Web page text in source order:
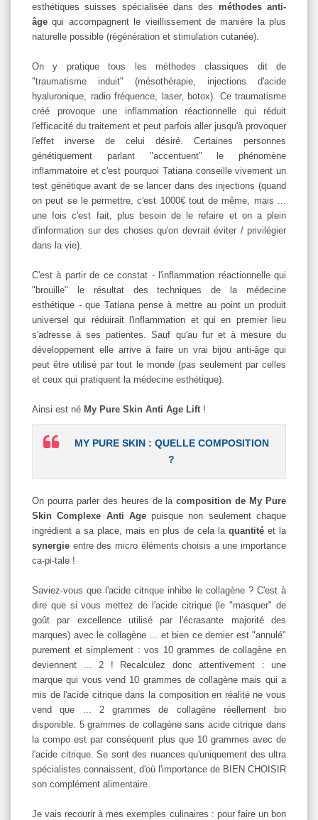
esthétiques suisses spécialisée dans des méthodes anti-
âgequi accompagnent le vieillissement de manière la plus
naturelle possible (régénération et stimulation cutanée).
On y pratique tous les méthodes classiques dit de
"traumatisme induit" (mésothérapie, injections d'acide
hyaluronique, radio fréquence, laser, botox). Ce traumatisme
créé provoque une inflammation réactionnelle qui réduit
l'efficacité du traitement et peut parfois aller jusqu'à provoquer
l'effet inverse de celui désiré. Certaines personnes
génétiquement parlant "accentuent" le phénomène
inflammatoire et c'est pourquoi Tatiana conseille vivement un
test génétique avant de se lancer dans des injections (quand
on peut se le permettre, c'est 1000€ tout de même, mais ...
une fois c'est fait, plus besoin de le refaire et on a plein
d'information sur des choses qu'on devrait éviter / privilégier
dans la vie).
C'est à partir de ce constat - l'inflammation réactionnelle qui
"brouille" le résultat des techniques de la médecine
esthétique - que Tatiana pense à mettre au point un produit
universel qui réduirait l'inflammation et qui en premier lieu
s'adresse à ses patientes. Sauf qu'au fur et à mesure du
développement elle arrive à faire un vrai bijou anti-âge qui
peut être utilisé par tout le monde (pas seulement par celles
et ceux qui pratiquent la médecine esthétique).
Ainsi est né My Pure Skin Anti Age Lift !
MY PURE SKIN : QUELLE COMPOSITION
?
On pourra parler des heures de lacomposition de My Pure
Skin Complexe Anti Agepuisque non seulement chaque
ingrédient a sa place, mais en plus de cela la quantitéet la
synergie entre des micro éléments choisis a une importance
ca-pi-tale !
Saviez-vous que l'acide citrique inhibe le collagène ? C'est à
dire que si vous mettez de l'acide citrique (le "masquer" de
goût par excellence utilisé par l'écrasante majorité des
marques) avec le collagène ... et bien ce dernier est "annulé"
purement et simplement : vos 10 grammes de collagène en
deviennent ... 2 ! Recalculez donc attentivement : une
marque qui vous vend 10 grammes de collagène mais qui a
mis de l'acide citrique dans la composition en réalité ne vous
vend que ... 2 grammes de collagène réellement bio
disponible. 5 grammes de collagène sans acide citrique dans
la compo est par conséquent plus que 10 grammes avec de
l'acide citrique. Se sont des nuances qu'uniquement des ultra
spécialistes connaissent, d'où l'importance de BIEN CHOISIR
son complément alimentaire.
Je vais recourir à mes exemples culinaires : pour faire un bon